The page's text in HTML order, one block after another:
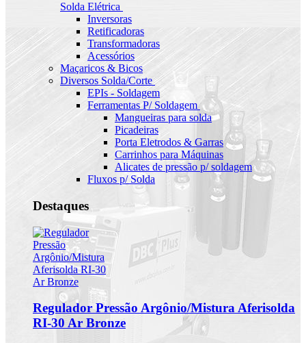
Solda Elétrica
Inversoras
Retificadoras
Transformadoras
Acessórios
Maçaricos & Bicos
Diversos Solda/Corte
EPIs - Soldagem
Ferramentas P/ Soldagem
Mangueiras para solda
Picadeiras
Porta Eletrodos & Garras
Carrinhos para Máquinas
Alicates de pressão p/ soldagem
Fluxos p/ Solda
Destaques
Regulador Pressão Argônio/Mistura Aferisolda
RI-30 Ar Bronze